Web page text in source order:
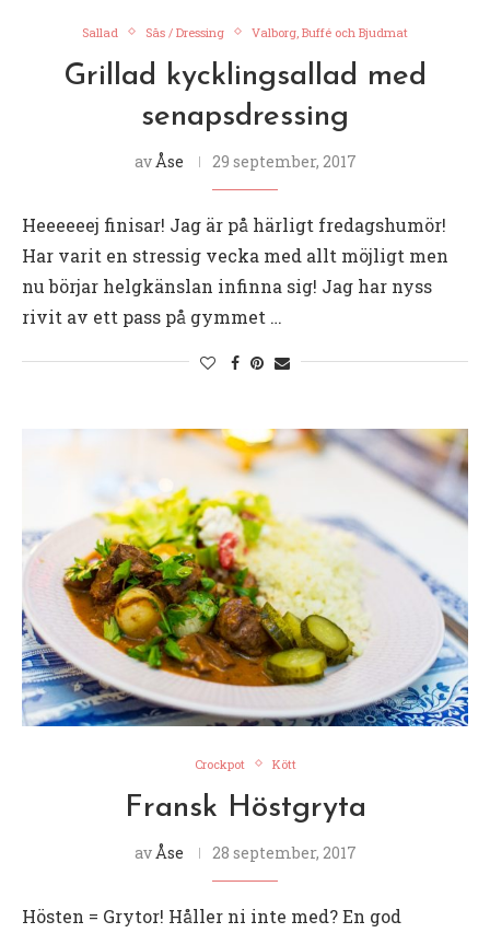
Sallad Sås / Dressing Valborg, Buffé och Bjudmat
Grillad kycklingsallad med
senapsdressing
av Åse 29 september, 2017
Heeeeeej finisar! Jag är på härligt fredagshumör!
Har varit en stressig vecka med allt möjligt men
nu börjar helgkänslan infinna sig! Jag har nyss
rivit av ett pass på gymmet …
Crockpot Kött
Fransk Höstgryta
av Åse 28 september, 2017
Hösten = Grytor! Håller ni inte med? En god